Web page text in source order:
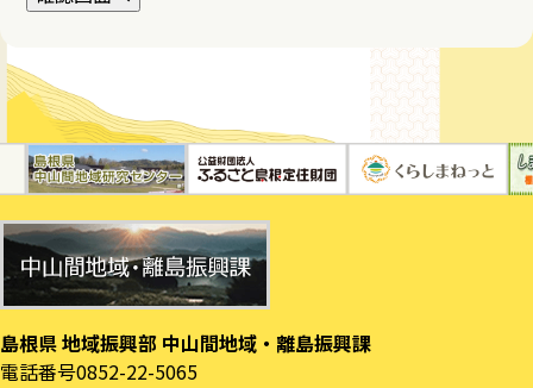
島根県 地域振興部 中山間地域・離島振興課
電話番号0852-22-5065